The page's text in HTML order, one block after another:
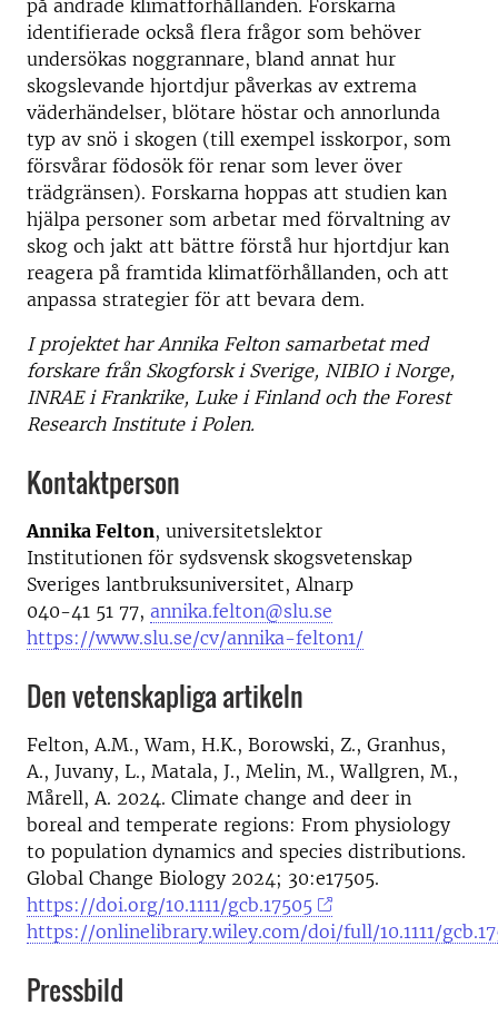
på ändrade klimatförhållanden. Forskarna
identifierade också flera frågor som behöver
undersökas noggrannare, bland annat hur
skogslevande hjortdjur påverkas av extrema
väderhändelser, blötare höstar och annorlunda
typ av snö i skogen (till exempel isskorpor, som
försvårar födosök för renar som lever över
trädgränsen). Forskarna hoppas att studien kan
hjälpa personer som arbetar med förvaltning av
skog och jakt att bättre förstå hur hjortdjur kan
reagera på framtida klimatförhållanden, och att
anpassa strategier för att bevara dem.
I projektet har Annika Felton samarbetat med
forskare från Skogforsk i Sverige, NIBIO i Norge,
INRAE i Frankrike, Luke i Finland och the Forest
Research Institute i Polen.
Kontaktperson
Annika Felton, universitetslektor
Institutionen för sydsvensk skogsvetenskap
Sveriges lantbruksuniversitet, Alnarp
040-41 51 77, annika.felton@slu.se
https://www.slu.se/cv/annika-felton1/
Den vetenskapliga artikeln
Felton, A.M., Wam, H.K., Borowski, Z., Granhus,
A., Juvany, L., Matala, J., Melin, M., Wallgren, M.,
Mårell, A. 2024. Climate change and deer in
boreal and temperate regions: From physiology
to population dynamics and species distributions.
Global Change Biology 2024; 30:e17505.
https://doi.org/10.1111/gcb.17505
https://onlinelibrary.wiley.com/doi/full/10.1111/
Pressbild